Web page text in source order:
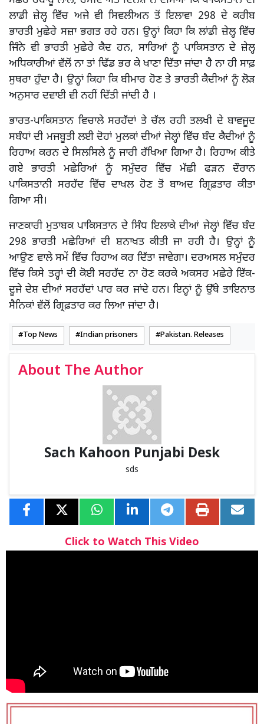
ਲਾਡੀ ਜ਼ੇਲ੍ਹ ਵਿੱਚ ਅਜੇ ਵੀ ਸਿਵਲੀਅਨ ਤੋਂ ਇਲਾਵਾ 298 ਦੇ ਕਰੀਬ
ਭਾਰਤੀ ਮੁਛੇਰੇ ਸਜ਼ਾ ਭਗਤ ਰਹੇ ਹਨ। ਉਨ੍ਹਾਂ ਕਿਹਾ ਕਿ ਲਾਂਡੀ ਜ਼ੇਲ੍ਹ ਵਿੱਚ
ਜਿੰਨੇ ਵੀ ਭਾਰਤੀ ਮੁਛੇਰੇ ਕੈਦ ਹਨ, ਸਾਰਿਆਂ ਨੂੰ ਪਾਕਿਸਤਾਨ ਦੇ ਜ਼ੇਲ੍ਹ
ਅਧਿਕਾਰੀਆਂ ਵੱਲੋਂ ਨਾ ਤਾਂ ਢਿੱਡ ਭਰ ਕੇ ਖਾਣਾ ਦਿੱਤਾ ਜਾਂਦਾ ਹੈ ਨਾ ਹੀ ਸਾਫ਼
ਸੁਥਰਾ ਹੁੰਦਾ ਹੈ। ਉਨ੍ਹਾਂ ਕਿਹਾ ਕਿ ਬੀਮਾਰ ਹੋਣ ਤੇ ਭਾਰਤੀ ਕੈਦੀਆਂ ਨੂੰ ਲੋੜ
ਅਨੁਸਾਰ ਦਵਾਈ ਵੀ ਨਹੀਂ ਦਿੱਤੀ ਜਾਂਦੀ ਹੈ ।
ਭਾਰਤ-ਪਾਕਿਸਤਾਨ ਵਿਚਾਲੇ ਸਰਹੱਦਾਂ ਤੇ ਚੱਲ ਰਹੀ ਤਲਖੀ ਦੇ ਬਾਵਜੂਦ
ਸਬੰਧਾਂ ਦੀ ਮਜਬੂਤੀ ਲਈ ਦੋਹਾਂ ਮੁਲਕਾਂ ਦੀਆਂ ਜੇਲ੍ਹਾਂ ਵਿੱਚ ਬੰਦ ਕੈਦੀਆਂ ਨੂੰ
ਰਿਹਾਅ ਕਰਨ ਦੇ ਸਿਲਸਿਲੇ ਨੂੰ ਜਾਰੀ ਰੱਖਿਆ ਗਿਆ ਹੈ। ਰਿਹਾਅ ਕੀਤੇ
ਗਏ ਭਾਰਤੀ ਮਛੇਰਿਆਂ ਨੂੰ ਸਮੁੰਦਰ ਵਿੱਚ ਮੱਛੀ ਫੜਨ ਦੌਰਾਨ
ਪਾਕਿਸਤਾਨੀ ਸਰਹੱਦ ਵਿੱਚ ਦਾਖਲ ਹੋਣ ਤੋਂ ਬਾਅਦ ਗ੍ਰਿਫ਼ਤਾਰ ਕੀਤਾ
ਗਿਆ ਸੀ।
ਜਾਣਕਾਰੀ ਮੁਤਾਬਕ ਪਾਕਿਸਤਾਨ ਦੇ ਸਿੰਧ ਇਲਾਕੇ ਦੀਆਂ ਜੇਲ੍ਹਾਂ ਵਿੱਚ ਬੰਦ
298 ਭਾਰਤੀ ਮਛੇਰਿਆਂ ਦੀ ਸ਼ਨਾਖਤ ਕੀਤੀ ਜਾ ਰਹੀ ਹੈ। ਉਨ੍ਹਾਂ ਨੂੰ
ਆਉਣ ਵਾਲੇ ਸਮੇਂ ਵਿੱਚ ਰਿਹਾਅ ਕਰ ਦਿੱਤਾ ਜਾਵੇਗਾ। ਦਰਅਸਲ ਸਮੁੰਦਰ
ਵਿੱਚ ਕਿਸੇ ਤਰ੍ਹਾਂ ਦੀ ਕੋਈ ਸਰਹੱਦ ਨਾ ਹੋਣ ਕਰਕੇ ਅਕਸਰ ਮਛੇਰੇ ਇੱਕ-
ਦੂਜੇ ਦੇਸ਼ ਦੀਆਂ ਸਰਹੱਦਾਂ ਪਾਰ ਕਰ ਜਾਂਦੇ ਹਨ। ਇਨ੍ਹਾਂ ਨੂੰ ਉੱਥੇ ਤਾਇਨਾਤ
ਸੈਨਿਕਾਂ ਵੱਲੋਂ ਗ੍ਰਿਫ਼ਤਾਰ ਕਰ ਲਿਆ ਜਾਂਦਾ ਹੈ।
Top News Indian prisoners Pakistan. Releases
About The Author
Sach Kahoon Punjabi Desk
sds
Click to Watch This Video